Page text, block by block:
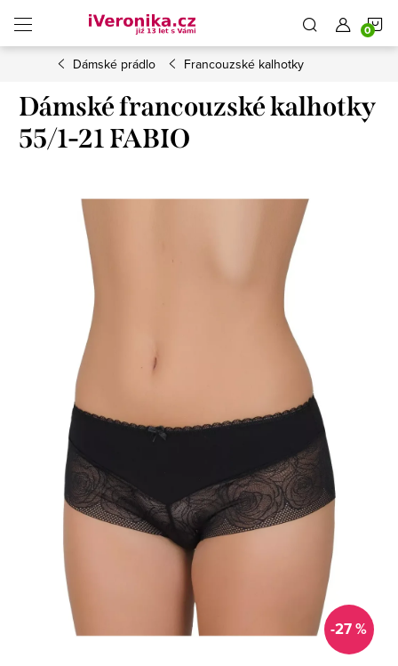
obsah
Dámské prádlo Francouzské kalhotky
Dámské francouzské kalhotky
55/1-21 FABIO
-27 %